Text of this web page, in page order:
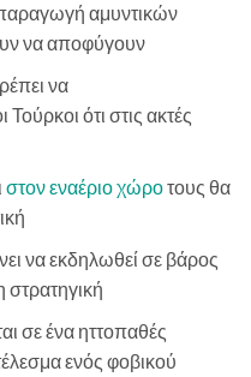
αμυντικών
να αποφύγουν
να
ότι στις ακτές
στον εναέριο χώροτους θα
να εκδηλωθεί σε βάρος
στρατηγική
σε ένα ηττοπαθές
ενός φοβικού